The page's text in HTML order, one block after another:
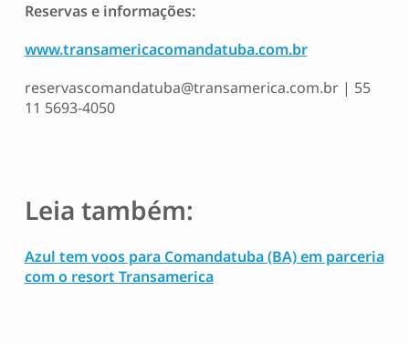
Reservas e informações:
www.transamericacomandatuba.com.br
reservascomandatuba@transamerica.com.br| 55
11 5693-4050
Leia também:
Azul tem voos para Comandatuba (BA) em parceria
com o resort Transamerica